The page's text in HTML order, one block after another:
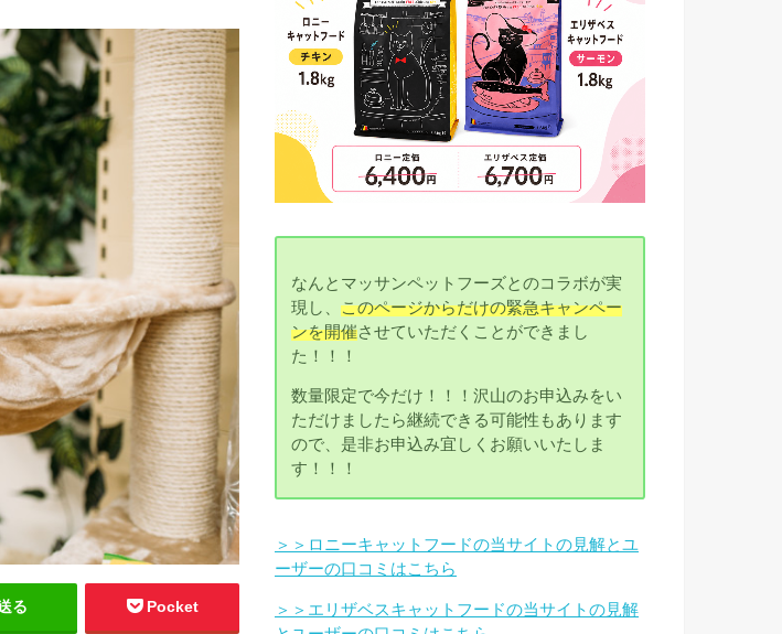
る Pocket
なんとマッサンペットフーズとのコラボが実
現し、このページからだけの緊急キャンペー
ンを開催させていただくことができまし
た！！！
数量限定で今だけ！！！沢山のお申込みをい
ただけましたら継続できる可能性もあります
ので、是非お申込み宜しくお願いいたしま
す！！！
＞＞ロニーキャットフードの当サイトの見解とユ
ーザーの口コミはこちら
＞＞エリザベスキャットフードの当サイトの見解